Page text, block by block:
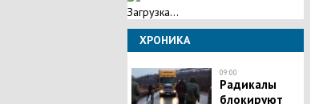
Загрузка...
ХРОНИКА
09:00
Радикалы
блокируют